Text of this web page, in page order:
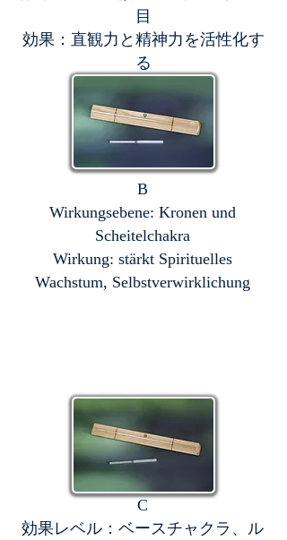
目
効果：直観力と精神力を活性化す
る
B
Wirkungsebene: Kronen und
Scheitelchakra
Wirkung: stärkt Spirituelles
Wachstum, Selbstverwirklichung
C
効果レベル：ベースチャクラ、ル